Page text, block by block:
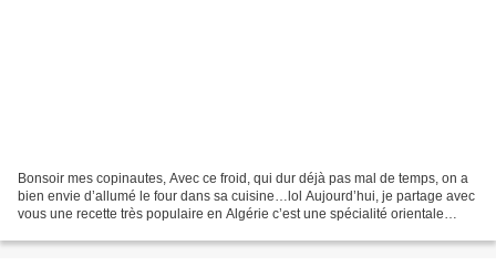
Bonsoir mes copinautes, Avec ce froid, qui dur déjà pas mal de temps, on a
bien envie d’allumé le four dans sa cuisine…lol Aujourd’hui, je partage avec
vous une recette très populaire en Algérie c’est une spécialité orientale